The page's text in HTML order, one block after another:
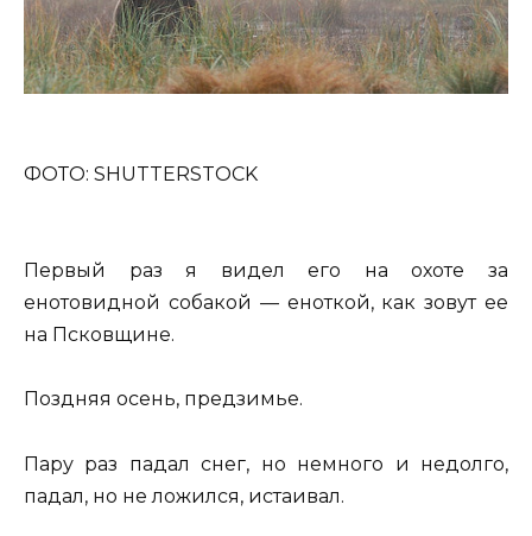
ФОТО: SHUTTERSTOCK
Первый раз я видел его на охоте за
енотовидной собакой — еноткой, как зовут ее
на Псковщине.
Поздняя осень, предзимье.
Пару раз падал снег, но немного и недолго,
падал, но не ложился, истаивал.